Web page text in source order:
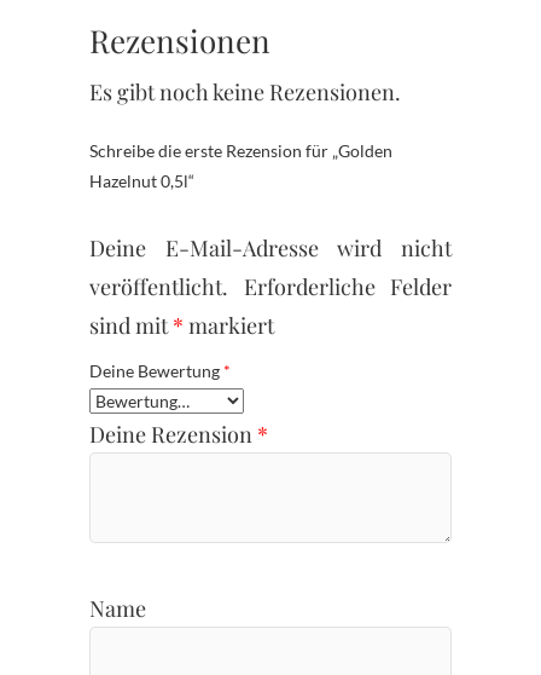
Rezensionen
Es gibt noch keine Rezensionen.
Schreibe die erste Rezension für „Golden
Hazelnut 0,5l“
Deine E-Mail-Adresse wird nicht
veröffentlicht.
Erforderliche Felder
sind mit* markiert
Deine Bewertung *
Deine Rezension *
Name